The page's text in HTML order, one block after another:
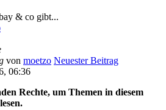
& co gibt...
von moetzo Neuester Beitrag
06:36
Rechte, um Themen in diesem